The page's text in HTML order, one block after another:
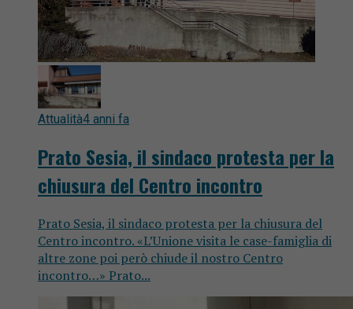
Attualità4 anni fa
Prato Sesia, il sindaco protesta per la
chiusura del Centro incontro
Prato Sesia, il sindaco protesta per la chiusura del
Centro incontro. «L’Unione visita le case-famiglia di
altre zone poi però chiude il nostro Centro
incontro…» Prato...